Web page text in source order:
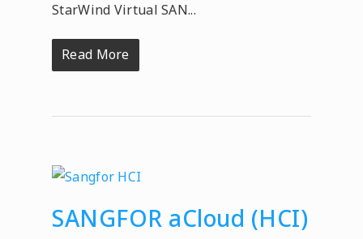
StarWind Virtual SAN...
Read More
SANGFOR aCloud (HCI)